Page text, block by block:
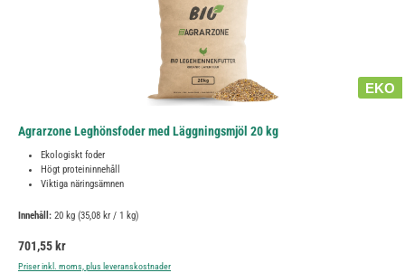
EKO
Agrarzone Leghönsfoder med Läggningsmjöl 20 kg
Ekologiskt foder
Högt proteininnehåll
Viktiga näringsämnen
Innehåll: 20 kg (35,08 kr / 1 kg)
Ordinarie pris:
701,55 kr
Priser inkl. moms, plus leveranskostnader